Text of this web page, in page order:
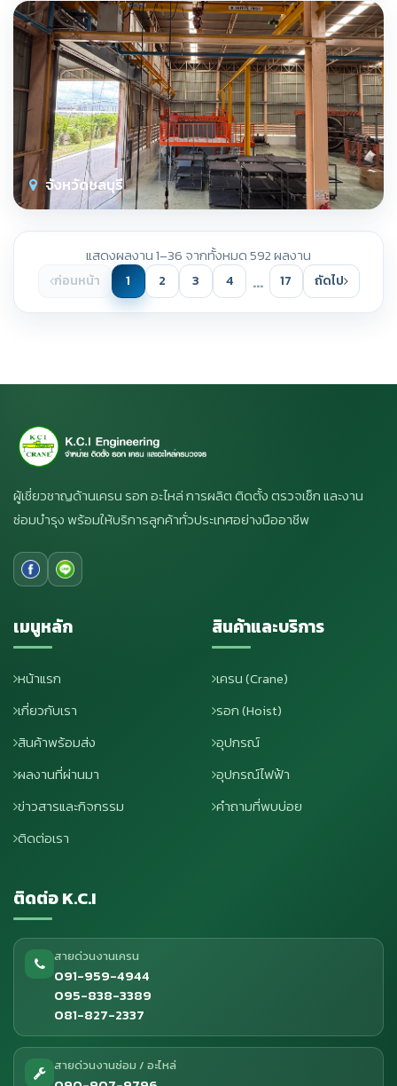
จังหวัดชลบุรี
แสดงผลงาน 1–36 จากทั้งหมด 592 ผลงาน
ก่อนหน้า 1 2 3 4 … 17 ถัดไป
ผู้เชี่ยวชาญด้านเครน รอก อะไหล่ การผลิต ติดตั้ง ตรวจเช็ก และงาน
ซ่อมบำรุง พร้อมให้บริการลูกค้าทั่วประเทศอย่างมืออาชีพ
เมนูหลัก
หน้าแรก
เกี่ยวกับเรา
สินค้าพร้อมส่ง
ผลงานที่ผ่านมา
ข่าวสารและกิจกรรม
ติดต่อเรา
สินค้าและบริการ
เครน (Crane)
รอก (Hoist)
อุปกรณ์
อุปกรณ์ไฟฟ้า
คำถามที่พบบ่อย
ติดต่อ K.C.I
สายด่วนงานเครน
091-959-4944
095-838-3389
081-827-2337
สายด่วนงานซ่อม / อะไหล่